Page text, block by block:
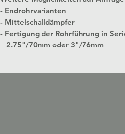
- Endrohrvarianten
- Mittelschalldämpfer
- Fertigung der Rohrführung in
2.75"/70mm oder 3"/76mm